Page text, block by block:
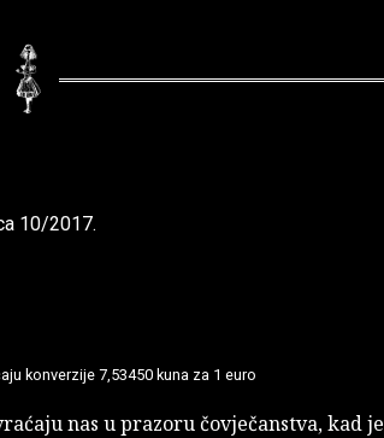
10/2017.
konverzije 7,53450 kuna za 1 euro
nas u prazoru čovječanstva, kad je